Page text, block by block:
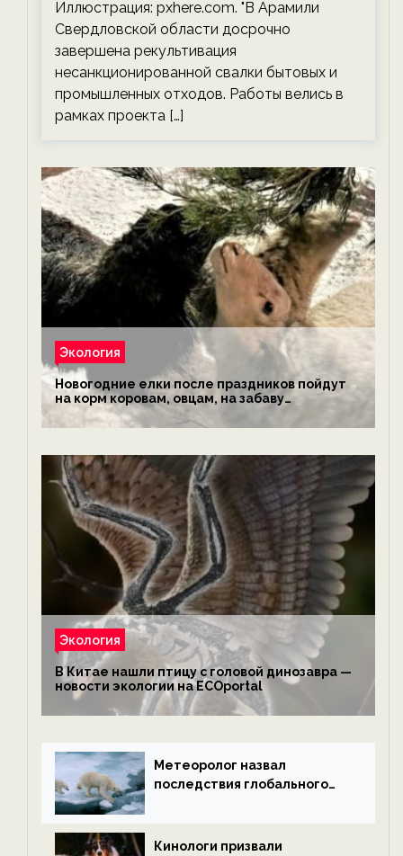
Иллюстрация: pxhere.com. "В Арамили
Свердловской области досрочно
завершена рекультивация
несанкционированной свалки бытовых и
промышленных отходов. Работы велись в
рамках проекта […]
Экология
Новогодние елки после праздников пойдут
на корм коровам, овцам, на забаву
обезьянам, львам и леопардам — новости
экологии на ECOportal
Экология
В Китае нашли птицу с головой динозавра —
новости экологии на ECOportal
Метеоролог назвал
последствия глобального
ECOportal
Кинологи призвали